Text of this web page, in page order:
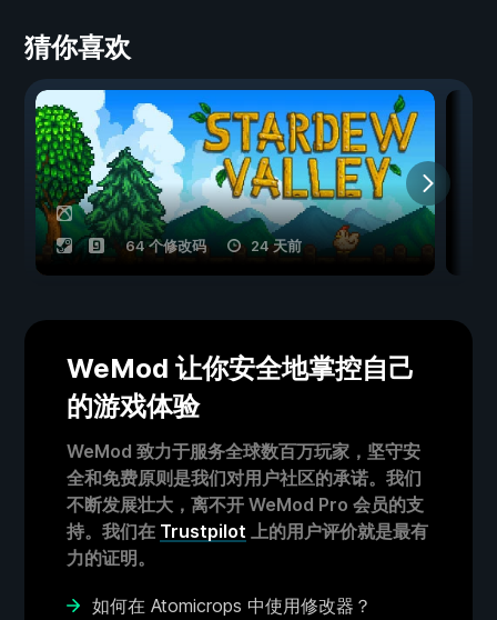
猜你喜欢
64 个修改码 24 天前
WeMod 让你安全地掌控自己
的游戏体验
WeMod 致力于服务全球数百万玩家，坚守安
全和免费原则是我们对用户社区的承诺。我们
不断发展壮大，离不开 WeMod Pro 会员的支
持。我们在 Trustpilot 上的用户评价就是最有
力的证明。
如何在 Atomicrops 中使用修改器？